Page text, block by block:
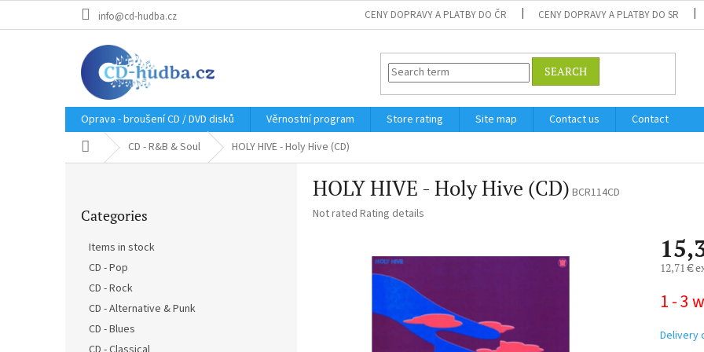
info@cd-hudba.cz CENY DOPRAVY A PLATBY DO ČR CENY DOPRAVY A PLATBY DO SR
SEARCH
Oprava - broušení CD / DVD disků Věrnostní program Store rating Site map Contact us
Contact
Home CD - R&B & Soul HOLY HIVE - Holy Hive (CD)
categories
Categories
Items in stock
CD - Pop
CD - Rock
CD - Alternative & Punk
CD - Blues
HOLY HIVE - Holy Hive (CD) BCR114CD
The
Not rated Rating details
12,71 €
price:
1 - 3
Delivery